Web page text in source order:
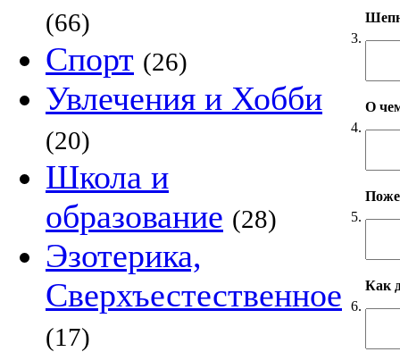
(66)
Спорт (26)
Увлечения и Хобби
(20)
Школа и
образование (28)
Эзотерика,
Сверхъестественное
(17)
3.
4.
О
5.
6.
Как